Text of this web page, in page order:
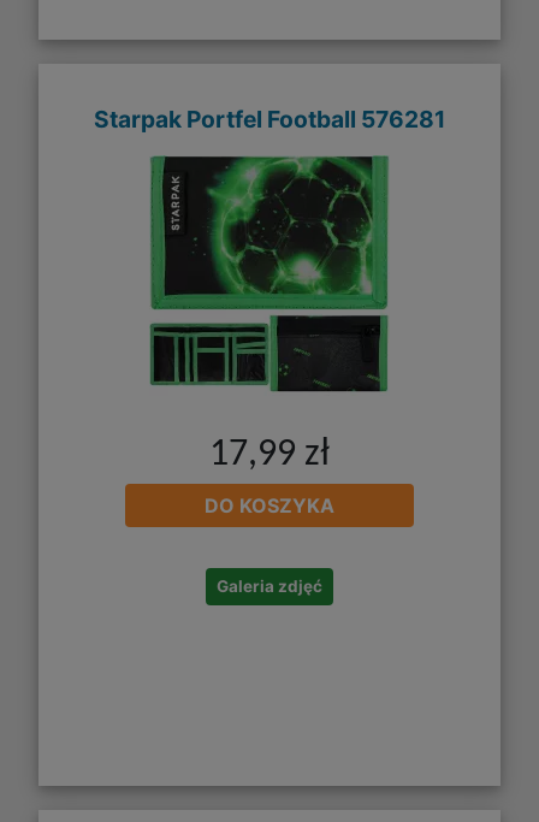
Starpak Portfel Football 576281
17,99 zł
DO KOSZYKA
Galeria zdjęć